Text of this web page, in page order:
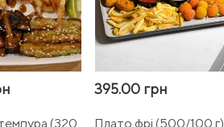
(320
395.00 грн
Плато фрі (500/100 г)